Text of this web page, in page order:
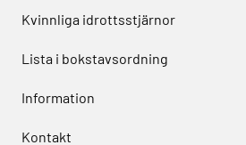
Kvinnliga idrottsstjärnor
Lista i bokstavsordning
Information
Kontakt